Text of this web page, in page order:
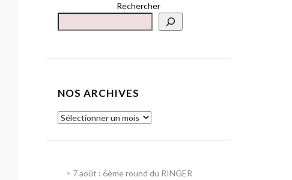
Rechercher
NOS ARCHIVES
7 août : 6ème round du RINGER